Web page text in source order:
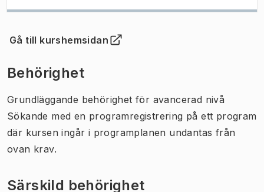
Gå till kurshemsidan
(Öppnas i ny flik)
Behörighet
Grundläggande behörighet för avancerad nivå
Sökande med en programregistrering på ett program
där kursen ingår i programplanen undantas från
ovan krav.
Särskild behörighet